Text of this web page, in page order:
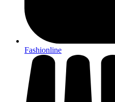
Fashionline